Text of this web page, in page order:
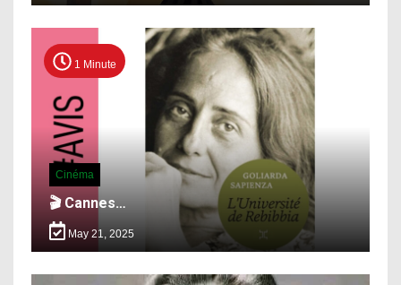
1 Minute
Cinéma
🎬 Cannes…
May 21, 2025